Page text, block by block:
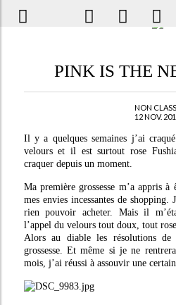
PINK IS THE
NON
12 NOV.
Il y a quelques semaines j’ai
velours et il est surtout rose
craquer depuis un moment.
Ma première grossesse m’a appris
mes envies incessantes de shopping.
rien pouvoir acheter. Mais il
l’appel du velours tout doux, tout
Alors au diable les résolutions
grossesse. Et même si je ne
mois, j’ai réussi à assouvir une